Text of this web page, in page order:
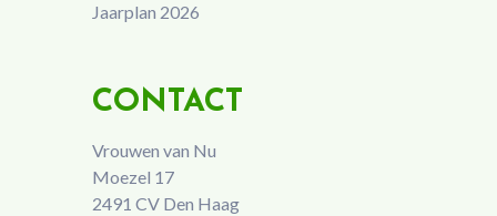
Jaarplan 2026
CONTACT
Vrouwen van Nu
Moezel 17
2491 CV Den Haag